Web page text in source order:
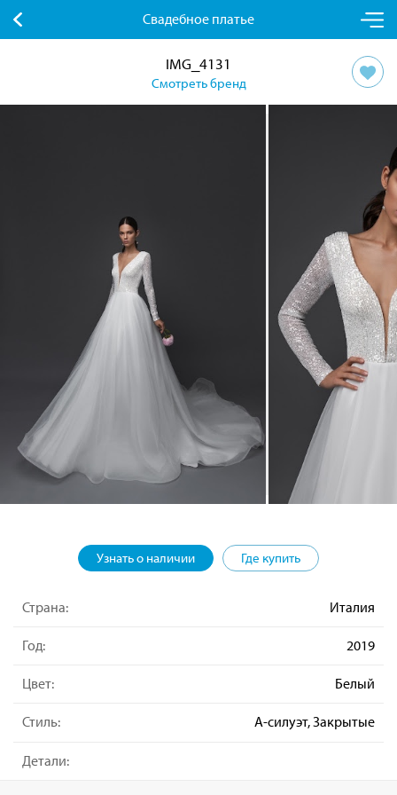
Свадебное платье
IMG_4131
Смотреть бренд
Узнать о наличии Где купить
Страна: Италия
Год: 2019
Цвет: Белый
Стиль: А-силуэт, Закрытые
Детали: